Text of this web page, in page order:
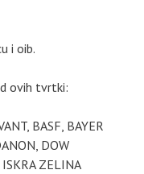
i oib.
ovih tvrtki:
BASF, BAYER
DOW
ISKRA ZELINA